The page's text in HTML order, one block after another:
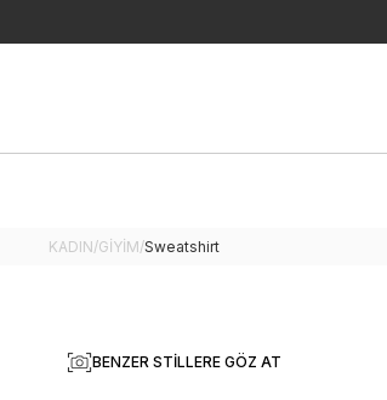
KADIN/GİYİM/Sweatshirt
BENZER STILLERE GÖZ AT